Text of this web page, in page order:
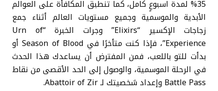
35% لمدة اسبوعٍ كامل، كما تنطبق المكافأة على العوالم
الأبدية والموسمية وجميع مستويات العالم أثناء جمع
زجاجات الإكسير “Elixirs” وجرات الخبرة “Urn of
Experience”، فإذا كنت متأخرًا في Season of Blood أو
بدأت للتو باللعب، فمن المفترض أن يساعدك هذا الحدث
في الرحلة الموسمية، والوصول إلى الحد الأقصى من نقاط
Battle Pass وإعداد شخصيتك لـ Abattoir of Zir.